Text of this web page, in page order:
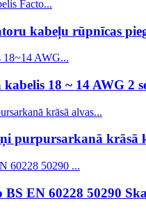
kabeļu rūpnīcas
18 ~ 14 AWG 2
purpursarkanā krāsā
EN 60228 50290